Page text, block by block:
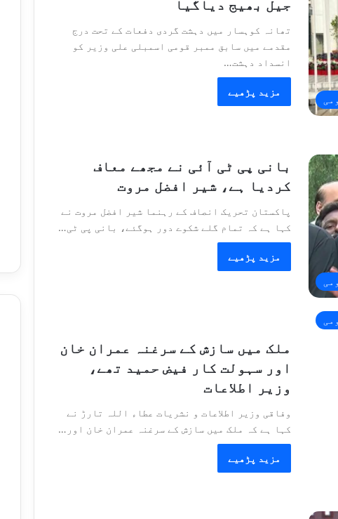
جیل بھیج دیاگیا
تھانہ کوہسار میں دہشت گردی دفعات کے تحت درج
مقدمے میں سابق ممبر قومی اسمبلی علی وزیر کو
انسداد دہشت…
مزید پڑھیے
بانی پی ٹی آئی نے مجھے معاف
کردیا ہے، شیر افضل مروت
پاکستان تحریک انصاف کے رہنما شیر افضل مروت نے
کہا ہے کہ تمام گلے شکوے دور ہوگئے، بانی پی ٹی…
مزید پڑھیے
ملک میں سازش کے سرغنہ عمران خان
اور سہولت کار فیض حمید تھے،
وزیر اطلاعات
وفاقی وزیر اطلاعات و نشریات عطاء اللہ تارڑ نے
کہا ہے کہ ملک میں سازش کے سرغنہ عمران خان اور…
مزید پڑھیے